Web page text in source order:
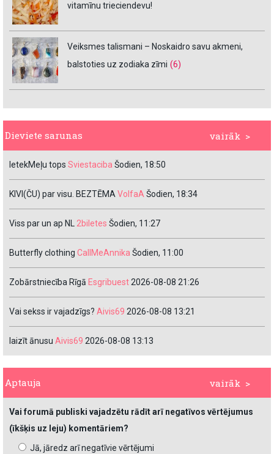
vitamīnu trieciendevu!
Veiksmes talismani – Noskaidro savu akmeni,
balstoties uz zodiaka zīmi (6)
vairāk >
Dieviete sarunas
IetekMeļu tops Sviestaciba Šodien, 18:50
KIVI(ČU) par visu. BEZTĒMAVolfaAŠodien, 18:34
Viss par un ap NL2biletes Šodien, 11:27
Butterfly clothing CallMeAnnika Šodien, 11:00
Zobārstniecība Rīgā Esgribuest2026-08-08 21:26
Vai sekss ir vajadzīgs? Aivis69 2026-08-08 13:21
laizīt ānusu Aivis69 2026-08-08 13:13
vairāk >
Aptauja
Vai forumā publiski vajadzētu rādīt arī negatīvos vērtējumus
(īkšķis uz leju) komentāriem?
Jā, jāredz arī negatīvie vērtējumi